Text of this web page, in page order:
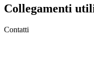
Collegamenti
Contatti